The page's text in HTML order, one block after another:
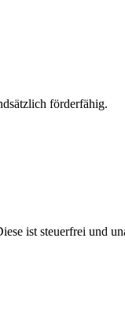
förderfähig.
ist steuerfrei und